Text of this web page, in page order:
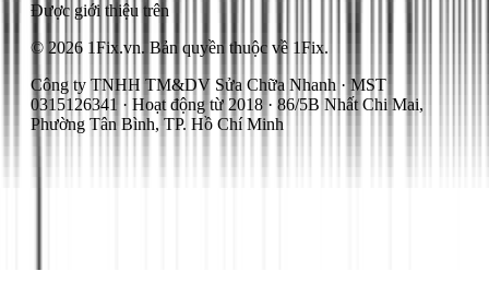
Được giới thiệu trên
© 2026 1Fix.vn. Bản quyền thuộc về 1Fix.
Công ty TNHH TM&DV Sửa Chữa Nhanh · MST
0315126341 · Hoạt động từ 2018 · 86/5B Nhất Chi Mai,
Phường Tân Bình, TP. Hồ Chí Minh